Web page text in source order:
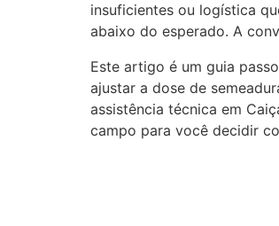
insuficientes ou logística
abaixo do esperado. A
Este artigo é um guia
ajustar a dose de
assistência técnica em
campo para você decidir